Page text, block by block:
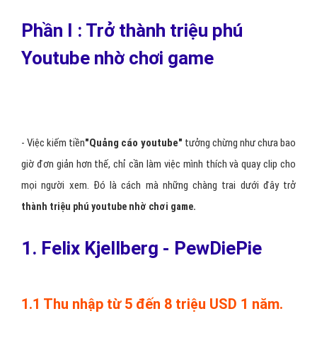
Phần I : Trở thành triệu phú
Youtube nhờ chơi game
- Việc kiếm tiền"Quảng cáo youtube" tưởng chừng như chưa bao
giờ đơn giản hơn thế, chỉ cần làm việc mình thích và quay clip cho
mọi người xem. Đó là cách mà những chàng trai dưới đây trở
thành triệu phú youtube nhờ chơi game.
1. Felix Kjellberg - PewDiePie
1.1 Thu nhập từ 5 đến 8 triệu USD 1 năm.